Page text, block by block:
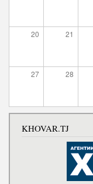
20 21
27 28
KHOVAR.TJ